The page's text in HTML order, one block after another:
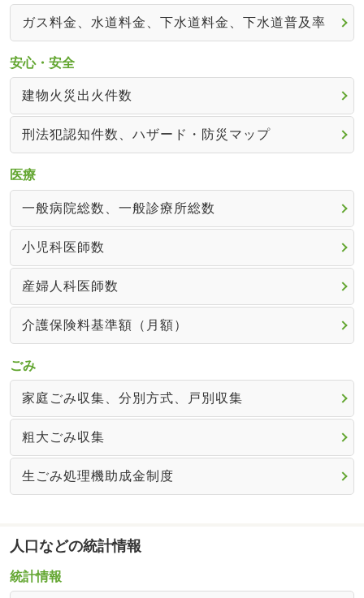
ガス料金、水道料金、下水道料金、下水道普及率
安心・安全
建物火災出火件数
刑法犯認知件数、ハザード・防災マップ
医療
一般病院総数、一般診療所総数
小児科医師数
産婦人科医師数
介護保険料基準額（月額）
ごみ
家庭ごみ収集、分別方式、戸別収集
粗大ごみ収集
生ごみ処理機助成金制度
人口などの統計情報
統計情報